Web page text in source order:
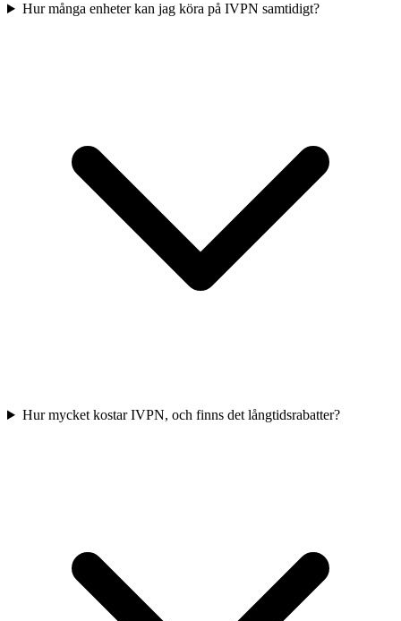
Hur många enheter kan jag köra på IVPN samtidigt?
Hur mycket kostar IVPN, och finns det långtidsrabatter?